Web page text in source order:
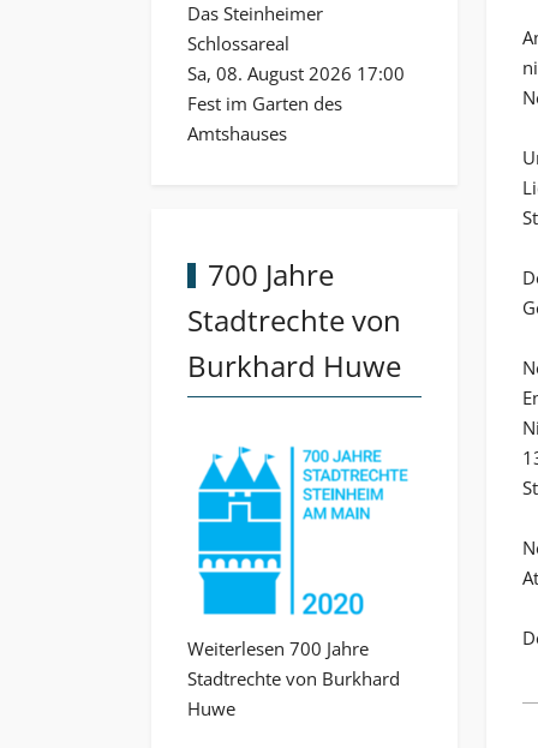
Das Steinheimer
Schlossareal
Sa, 08. August 2026 17:00
Fest im Garten des
Amtshauses
700 Jahre
Stadtrechte von
Burkhard Huwe
Weiterlesen 700 Jahre
Stadtrechte von Burkhard
Huwe